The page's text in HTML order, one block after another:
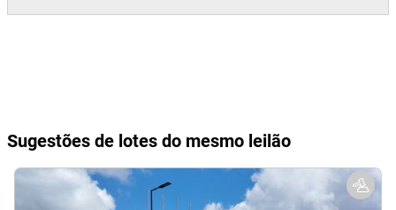
Sugestões de lotes do mesmo leilão